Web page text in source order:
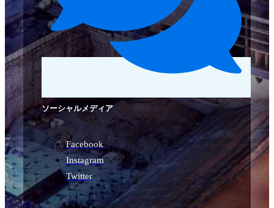
ソーシャルメディア
Facebook
Instagram
Twitter